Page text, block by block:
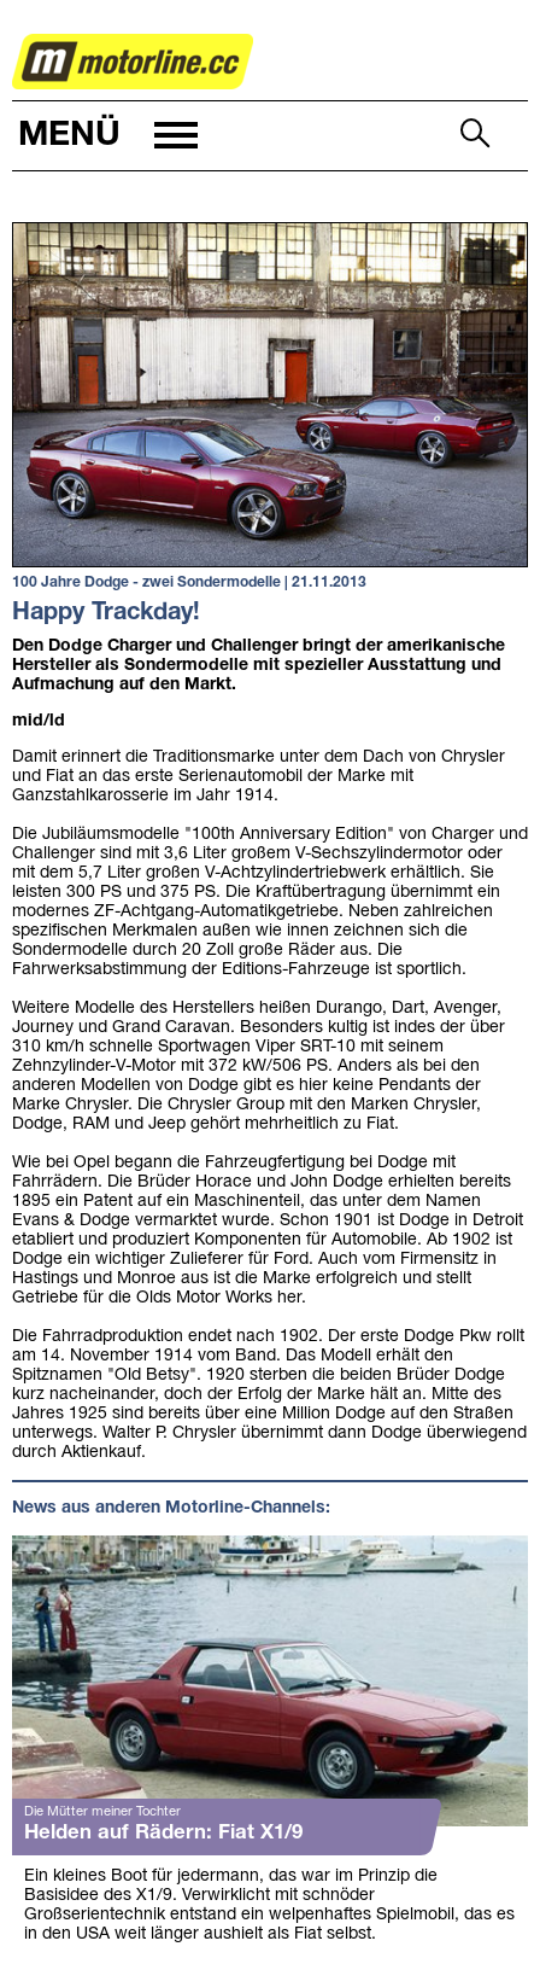
AUTOWELT
MENÜ
100 Jahre Dodge - zwei Sondermodelle | 21.11.2013
Happy Trackday!
Den Dodge Charger und Challenger bringt der amerikanische
Hersteller als Sondermodelle mit spezieller Ausstattung und
Aufmachung auf den Markt.
mid/ld
Damit erinnert die Traditionsmarke unter dem Dach von Chrysler
und Fiat an das erste Serienautomobil der Marke mit
Ganzstahlkarosserie im Jahr 1914.
Die Jubiläumsmodelle "100th Anniversary Edition" von Charger und
Challenger sind mit 3,6 Liter großem V-Sechszylindermotor oder
mit dem 5,7 Liter großen V-Achtzylindertriebwerk erhältlich. Sie
leisten 300 PS und 375 PS. Die Kraftübertragung übernimmt ein
modernes ZF-Achtgang-Automatikgetriebe. Neben zahlreichen
spezifischen Merkmalen außen wie innen zeichnen sich die
Sondermodelle durch 20 Zoll große Räder aus. Die
Fahrwerksabstimmung der Editions-Fahrzeuge ist sportlich.
Weitere Modelle des Herstellers heißen Durango, Dart, Avenger,
Journey und Grand Caravan. Besonders kultig ist indes der über
310 km/h schnelle Sportwagen Viper SRT-10 mit seinem
Zehnzylinder-V-Motor mit 372 kW/506 PS. Anders als bei den
anderen Modellen von Dodge gibt es hier keine Pendants der
Marke Chrysler. Die Chrysler Group mit den Marken Chrysler,
Dodge, RAM und Jeep gehört mehrheitlich zu Fiat.
Wie bei Opel begann die Fahrzeugfertigung bei Dodge mit
Fahrrädern. Die Brüder Horace und John Dodge erhielten bereits
1895 ein Patent auf ein Maschinenteil, das unter dem Namen
Evans & Dodge vermarktet wurde. Schon 1901 ist Dodge in Detroit
etabliert und produziert Komponenten für Automobile. Ab 1902 ist
Dodge ein wichtiger Zulieferer für Ford. Auch vom Firmensitz in
Hastings und Monroe aus ist die Marke erfolgreich und stellt
Getriebe für die Olds Motor Works her.
Die Fahrradproduktion endet nach 1902. Der erste Dodge Pkw rollt
am 14. November 1914 vom Band. Das Modell erhält den
Spitznamen "Old Betsy". 1920 sterben die beiden Brüder Dodge
kurz nacheinander, doch der Erfolg der Marke hält an. Mitte des
Jahres 1925 sind bereits über eine Million Dodge auf den Straßen
unterwegs. Walter P. Chrysler übernimmt dann Dodge überwiegend
durch Aktienkauf.
News aus anderen Motorline-Channels:
Die Mütter meiner Tochter
Helden auf Rädern: Fiat X1/9
Ein kleines Boot für jedermann, das war im Prinzip die
Basisidee des X1/9. Verwirklicht mit schnöder
Großserientechnik entstand ein welpenhaftes Spielmobil, das es
in den USA weit länger aushielt als Fiat selbst.